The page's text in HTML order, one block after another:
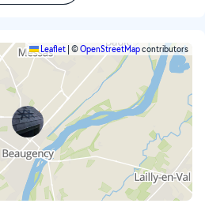
Leaflet ©OpenStreetMapcontributors